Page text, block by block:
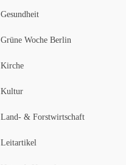
Gesundheit
Grüne Woche Berlin
Kirche
Kultur
Land- & Forstwirtschaft
Leitartikel